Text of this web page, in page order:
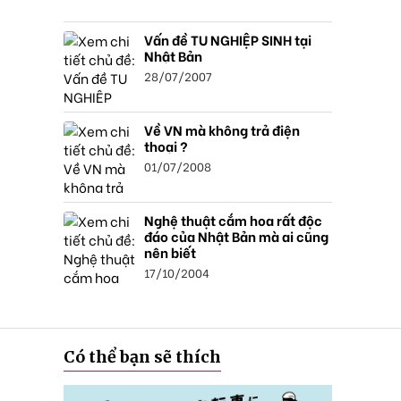
Vấn đề TU NGHIỆP SINH tại
Nhật Bản
28/07/2007
Về VN mà không trả điện
thoại ?
01/07/2008
Nghệ thuật cắm hoa rất độc
đáo của Nhật Bản mà ai cũng
nên biết
17/10/2004
Có thể bạn sẽ thích